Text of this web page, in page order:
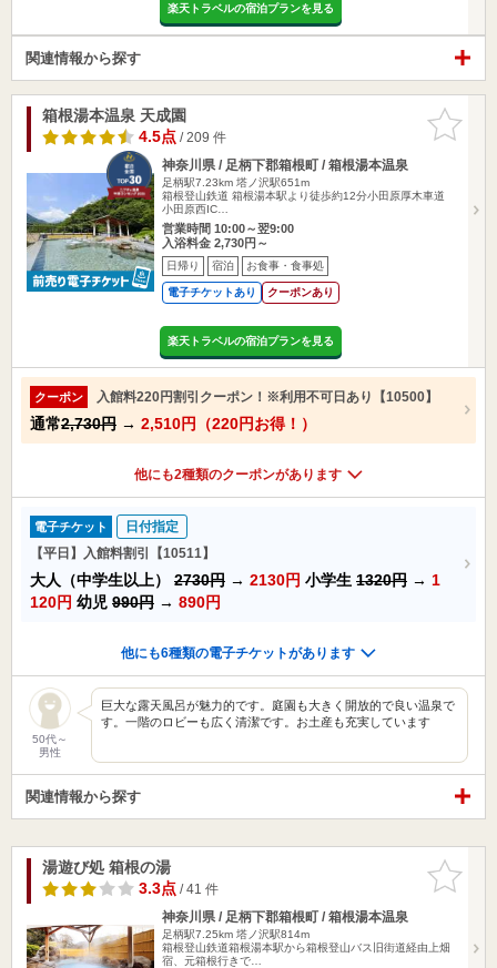
楽天トラベルの宿泊プランを見る
関連情報から探す
お気に入
りに追加
箱根湯本温泉 天成園
4.5点/ 209 件
神奈川県 / 足柄下郡箱根町 / 箱根湯本温泉
足柄駅7.23km 塔ノ沢駅651m
箱根登山鉄道 箱根湯本駅より徒歩約12分小田原厚木車道
小田原西IC…
営業時間 10:00～翌9:00
入浴料金 2,730円～
日帰り 宿泊 お食事・食事処
電子チケットあり クーポンあり
楽天トラベルの宿泊プランを見る
クーポン 入館料220円割引クーポン！※利用不可日あり【10500】
通常2,730円 → 2,510円（220円お得！）
他にも2種類のクーポンがあります
電子チケット
日付指定
【平日】入館料割引【10511】
大人（中学生以上） 2730円 → 2130円 小学生 1320円 → 1
120円 幼児 990円 → 890円
他にも6種類の電子チケットがあります
50代～
男性
巨大な露天風呂が魅力的です。庭園も大きく開放的で良い温泉で
す。一階のロビーも広く清潔です。お土産も充実しています
関連情報から探す
お気に入
りに追加
湯遊び処 箱根の湯
3.3点/ 41 件
神奈川県 / 足柄下郡箱根町 / 箱根湯本温泉
足柄駅7.25km 塔ノ沢駅814m
箱根登山鉄道箱根湯本駅から箱根登山バス旧街道経由上畑
宿、元箱根行きで…